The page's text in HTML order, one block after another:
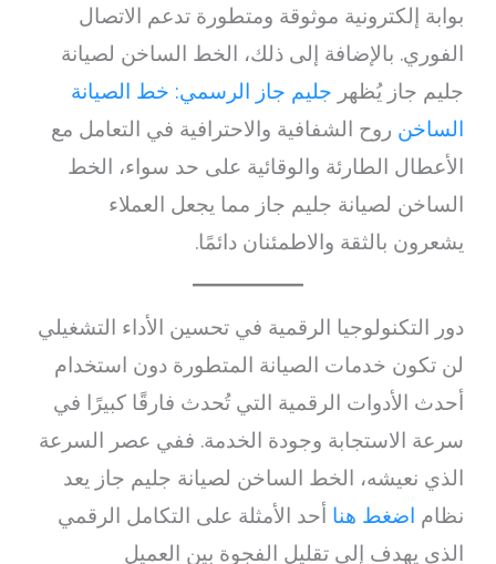
بوابة إلكترونية موثوقة ومتطورة تدعم الاتصال
الفوري. بالإضافة إلى ذلك، الخط الساخن لصيانة
جليم جاز يُظهر جليم جاز الرسمي: خط الصيانة
الساخن روح الشفافية والاحترافية في التعامل مع
الأعطال الطارئة والوقائية على حد سواء، الخط
الساخن لصيانة جليم جاز مما يجعل العملاء
يشعرون بالثقة والاطمئنان دائمًا.
دور التكنولوجيا الرقمية في تحسين الأداء التشغيلي
لن تكون خدمات الصيانة المتطورة دون استخدام
أحدث الأدوات الرقمية التي تُحدث فارقًا كبيرًا في
سرعة الاستجابة وجودة الخدمة. ففي عصر السرعة
الذي نعيشه، الخط الساخن لصيانة جليم جاز يعد
نظام اضغط هنا أحد الأمثلة على التكامل الرقمي
الذي يهدف إلى تقليل الفجوة بين العميل